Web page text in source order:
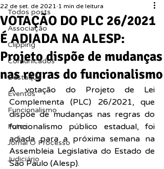
Todos posts
Associação
Clipping
Comunicados
Destaque
Eventos
Funcionalismo
Fotos
Jornal O Processo
Judiciário
VOTAÇÃO DO PLC 26/2021
É ADIADA NA ALESP:
Projeto dispõe de mudanças
nas regras do funcionalismo
22 de set. de 2021 1 min de leitura
A votação do Projeto de Lei
Complementa (PLC) 26/2021, que
dispõe de mudanças nas regras do
funcionalismo público estadual, foi
adiada para a próxima semana na
Assembleia Legislativa do Estado de
São Paulo (Alesp).